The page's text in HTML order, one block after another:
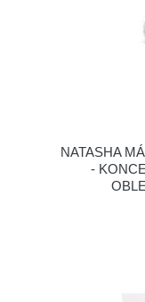
NATASHA
-